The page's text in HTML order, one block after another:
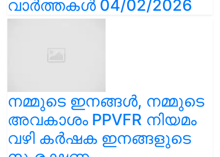
വാർത്തകൾ 04/02/2026
നമ്മുടെ ഇനങ്ങൾ, നമ്മുടെ
അവകാശം PPVFR നിയമം
വഴി കർഷക ഇനങ്ങളുടെ